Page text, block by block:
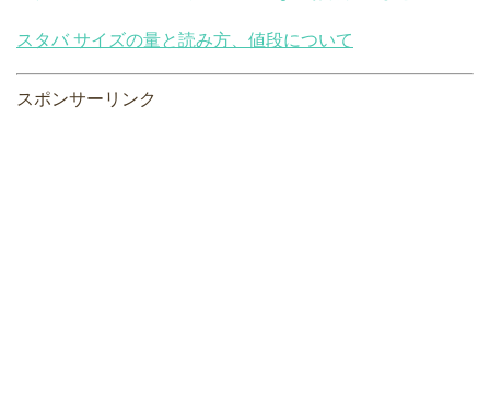
スタバ サイズの量と読み方、値段について
スポンサーリンク